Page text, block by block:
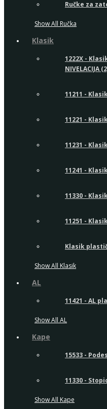
Ručke za
Show All Ručka
Klasik
1222X -
NIVELACIJA
11211 -
11221 -
11231 -
11241 -
11330 -
11251 -
Klasik
Show All Klasik
AL
11421 - AL
Show All AL
Kape
15533 -
11330 -
Show All Kape